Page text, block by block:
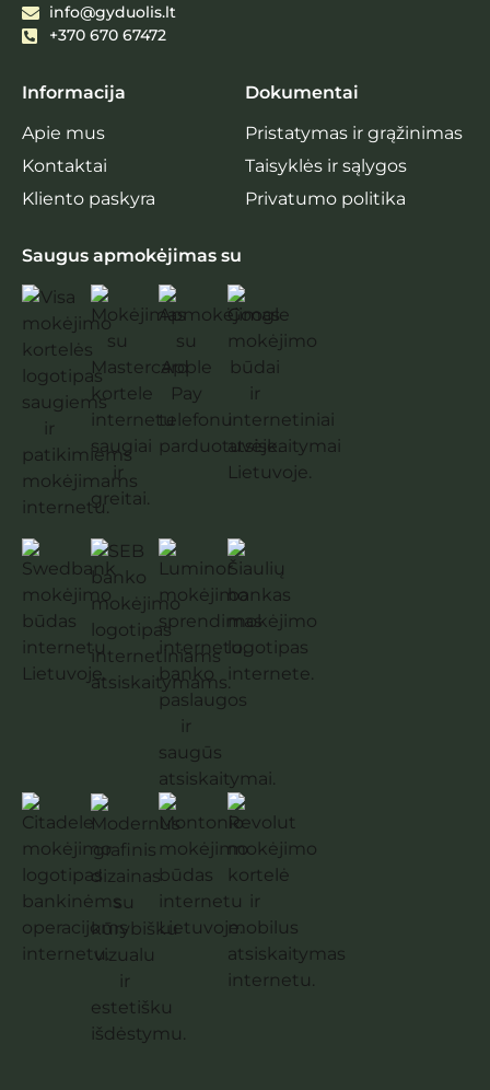
info@gyduolis.lt
+370 670 67472
Informacija
Apie mus
Kontaktai
Kliento paskyra
Dokumentai
Pristatymas ir grąžinimas
Taisyklės ir sąlygos
Privatumo politika
Saugus apmokėjimas su